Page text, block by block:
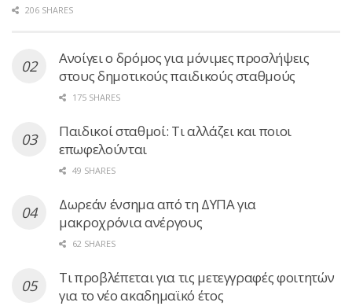
206 SHARES
Ανοίγει ο δρόμος για μόνιμες προσλήψεις
στους δημοτικούς παιδικούς σταθμούς
175 SHARES
Παιδικοί σταθμοί: Τι αλλάζει και ποιοι
επωφελούνται
49 SHARES
Δωρεάν ένσημα από τη ΔΥΠΑ για
μακροχρόνια ανέργους
62 SHARES
Τι προβλέπεται για τις μετεγγραφές φοιτητών
για το νέο ακαδημαϊκό έτος